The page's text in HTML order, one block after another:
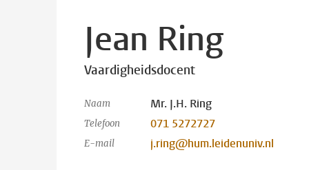
Jean Ring
Vaardigheidsdocent
Naam Mr. J.H. Ring
Telefoon 071 5272727
E-mail j.ring@hum.leidenuniv.nl